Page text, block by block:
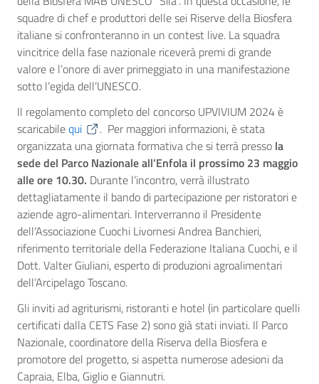
squadre di chef e produttori delle sei Riserve della Biosfera
italiane si confronteranno in un contest live. La squadra
vincitrice della fase nazionale riceverà premi di grande
valore e l’onore di aver primeggiato in una manifestazione
sotto l’egida dell’UNESCO.
Il regolamento completo del concorso UPVIVIUM 2024 è
scaricabilequi
. Per maggiori informazioni, è stata
organizzata una giornata formativa che si terrà presso la
sede del Parco Nazionaleall’Enfola il prossimo 23 maggio
alle ore 10.30. Durante l’incontro, verrà illustrato
dettagliatamente il bando di partecipazione per ristoratori e
aziende agro-alimentari. Interverranno il Presidente
dell’Associazione Cuochi Livornesi Andrea Banchieri,
riferimento territoriale della Federazione Italiana Cuochi, e il
Dott. Valter Giuliani, esperto di produzioni agroalimentari
dell’Arcipelago Toscano.
Gli inviti ad agriturismi, ristoranti e hotel (in particolare quelli
certificati dalla CETS Fase 2) sono già stati inviati. Il Parco
Nazionale, coordinatore della Riserva della Biosfera e
promotore del progetto, si aspetta numerose adesioni da
Capraia, Elba, Giglio e Giannutri.